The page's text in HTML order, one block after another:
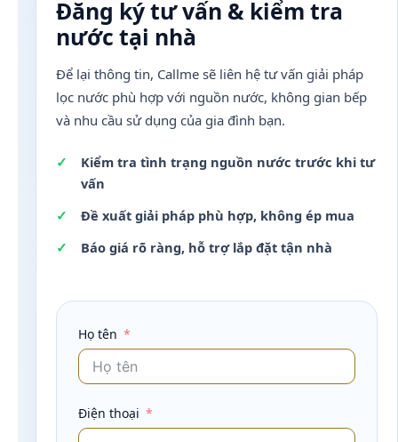
Đăng ký tư vấn & kiểm tra
nước tại nhà
Để lại thông tin, Callme sẽ liên hệ tư vấn giải pháp
lọc nước phù hợp với nguồn nước, không gian bếp
và nhu cầu sử dụng của gia đình bạn.
Kiểm tra tình trạng nguồn nước trước khi tư
vấn
Đề xuất giải pháp phù hợp, không ép mua
Báo giá rõ ràng, hỗ trợ lắp đặt tận nhà
Họ tên
Điện thoại